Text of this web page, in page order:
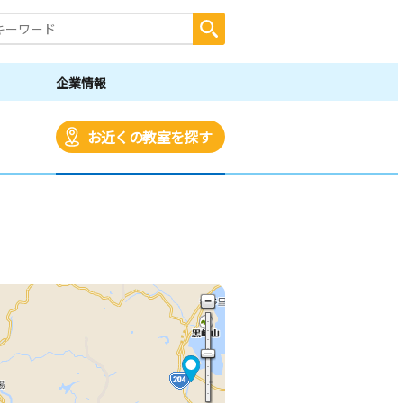
企業情報
お近くの教室を探す